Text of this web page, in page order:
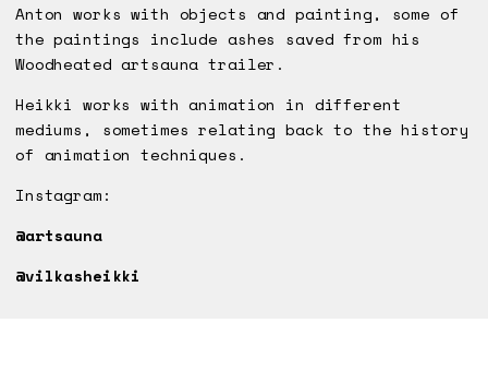
Anton works with objects and painting, some of
the paintings include ashes saved from his
Woodheated artsauna trailer.
Heikki works with animation in different
mediums, sometimes relating back to the history
of animation techniques.
Instagram:
@artsauna
@vilkasheikki